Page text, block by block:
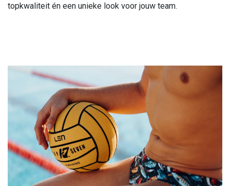
topkwaliteit én een unieke look voor jouw team.